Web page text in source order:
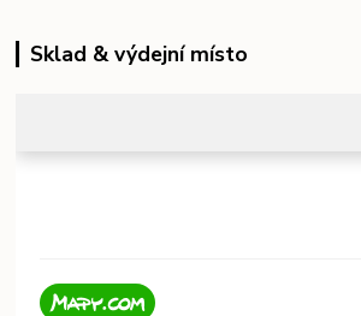
Sklad & výdejní místo